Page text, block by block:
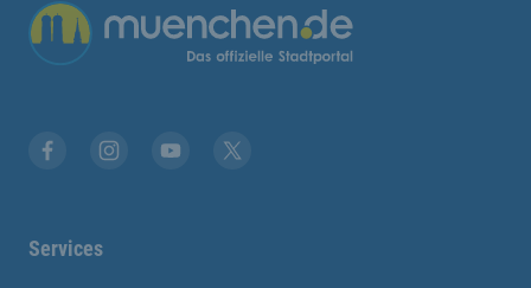
Übergreifende Links
Services